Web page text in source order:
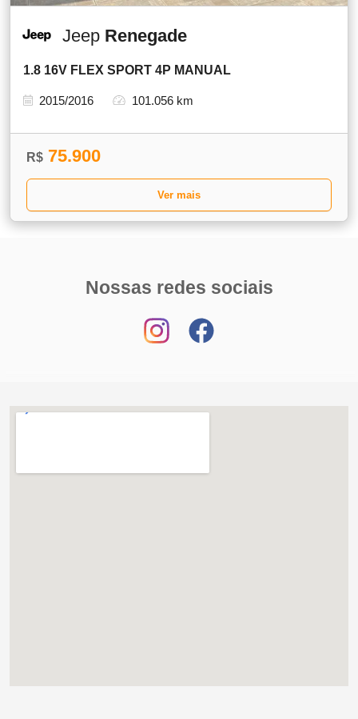
Jeep Renegade
1.8 16V FLEX SPORT 4P MANUAL
2015/2016 101.056 km
R$ 75.900
Ver mais
Nossas redes sociais